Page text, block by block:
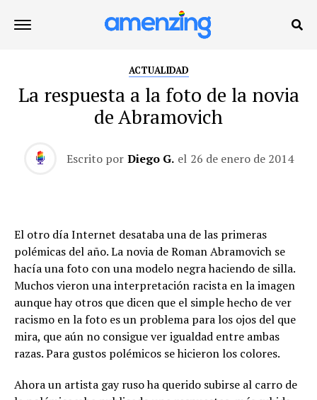
ACTUALIDAD
La respuesta a la foto de la novia
de Abramovich
Escrito por Diego G. el 26 de enero de 2014
El otro día Internet desataba una de las primeras
polémicas del año. La novia de Roman Abramovich se
hacía una foto con una modelo negra haciendo de silla.
Muchos vieron una interpretación racista en la imagen
aunque hay otros que dicen que el simple hecho de ver
racismo en la foto es un problema para los ojos del que
mira, que aún no consigue ver igualdad entre ambas
razas. Para gustos polémicos se hicieron los colores.
Ahora un artista gay ruso ha querido subirse al carro de